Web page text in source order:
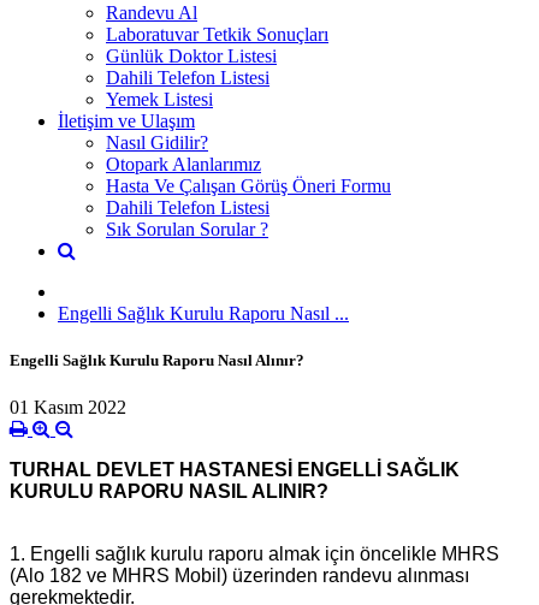
Randevu Al
Laboratuvar Tetkik Sonuçları
Günlük Doktor Listesi
Dahili Telefon Listesi
Yemek Listesi
İletişim ve Ulaşım
Nasıl Gidilir?
Otopark Alanlarımız
Hasta Ve Çalışan Görüş Öneri Formu
Dahili Telefon Listesi
Sık Sorulan Sorular ?
Engelli Sağlık Kurulu Raporu Nasıl ...
Engelli Sağlık Kurulu Raporu Nasıl Alınır?
01 Kasım 2022
TURHAL DEVLET HASTANESİ ENGELLİ SAĞLIK
KURULU RAPORU NASIL ALINIR?
1. Engelli sağlık kurulu raporu almak için öncelikle MHRS
(Alo 182 ve MHRS Mobil) üzerinden randevu alınması
gerekmektedir.